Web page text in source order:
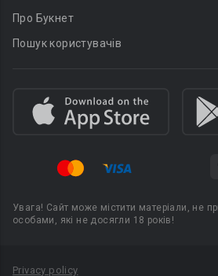
Про Букнет
Пошук користувачів
Увага! Сайт може містити матеріали, не
особами, які не досягли 18 років!
Privacy policy